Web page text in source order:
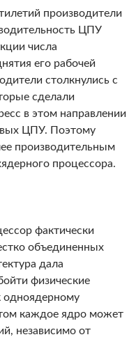
производители
ЦПУ
числа
его рабочей
столкнулись с
сделали
в этом направлении
ЦПУ. Поэтому
производительным
процессора.
фактически
объединенных
дала
физические
одноядерному
каждое ядро может
независимо от